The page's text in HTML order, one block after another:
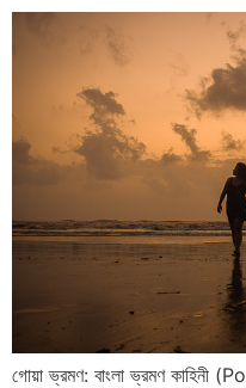
গোয়া ভ্রমণ: বাংলা ভ্রমণ